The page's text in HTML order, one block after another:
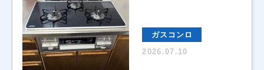
ガスコンロ
2026.07.10